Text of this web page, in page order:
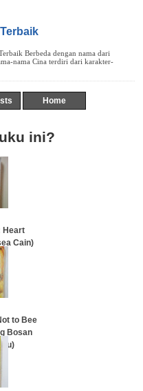
Home
ini?
Heart
Cain)
to Bee
Bosan